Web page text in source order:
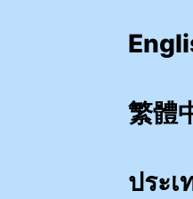
繁體
ประ